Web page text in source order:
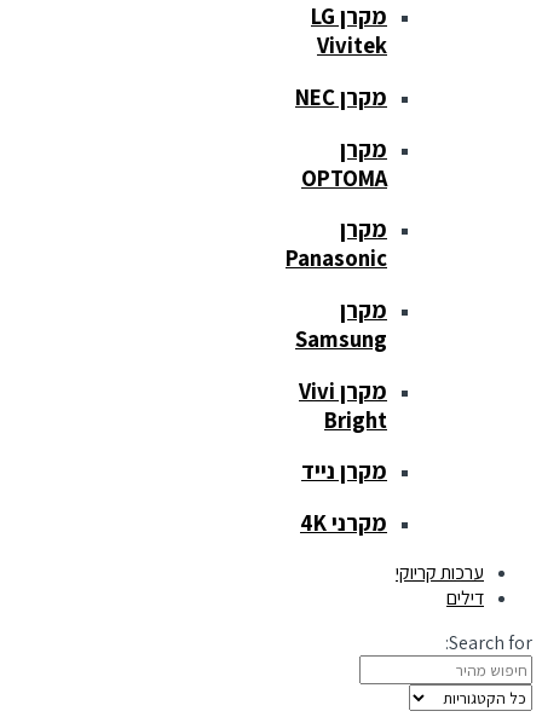
מקרן LG
Vivitek
מקרן NEC
מקרן
OPTOMA
מקרן
Panasonic
מקרן
Samsung
מקרן Vivi
Bright
מקרן נייד
מקרני 4K
ערכות קריוקי
דילים
Search for: